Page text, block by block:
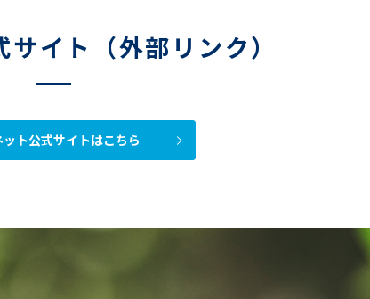
イト（外部リンク）
ット公式サイトはこちら